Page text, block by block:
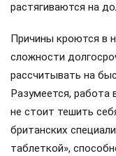
растягиваются на
Причины кроются в
сложности
рассчитывать на
Разумеется, работа
не стоит тешить
британских
таблеткой»,